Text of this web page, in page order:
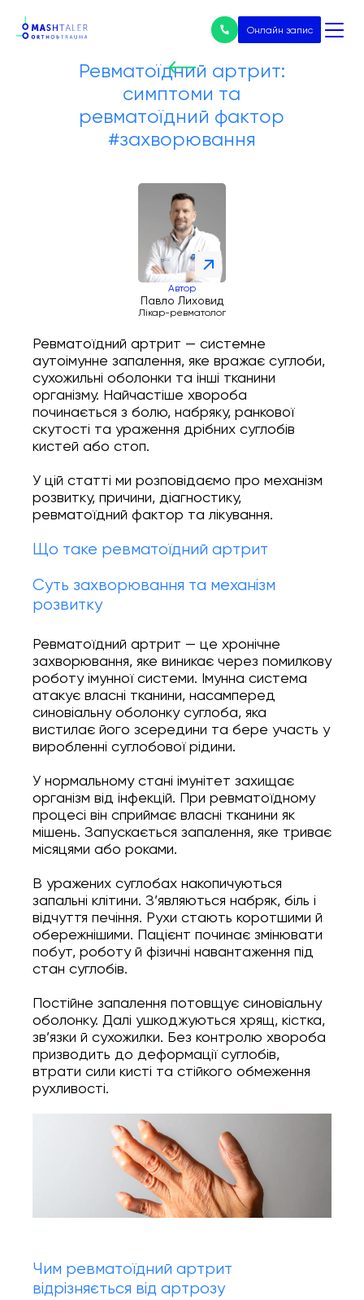
Онлайн запис
знайдено
Послуги
Ціни
Ендопротезування
Лікування артрозу
Онлайн Запис
Повний спектр ортопедичних послуг від
діагностики до реабілітації. Надаємо
захворюваннях суглобів, а також при
спортивних травмах.
INSTAGRAM
FACEBOOK
Ревматоїдний артрит:
симптоми та
ревматоїдний фактор
#захворювання
Автор
Павло Лиховид
Лікар-ревматолог
Ревматоїдний артрит — системне
аутоімунне запалення, яке вражає суглоби,
сухожильні оболонки та інші тканини
організму. Найчастіше хвороба
починається з болю, набряку, ранкової
скутості та ураження дрібних суглобів
кистей або стоп.
У цій статті ми розповідаємо про механізм
розвитку, причини, діагностику,
ревматоїдний фактор та лікування.
Що таке ревматоїдний артрит
Суть захворювання та механізм
розвитку
Ревматоїдний артрит — це хронічне
захворювання, яке виникає через помилкову
роботу імунної системи. Імунна система
атакує власні тканини, насамперед
синовіальну оболонку суглоба, яка
вистилає його зсередини та бере участь у
виробленні суглобової рідини.
У нормальному стані імунітет захищає
організм від інфекцій. При ревматоїдному
процесі він сприймає власні тканини як
мішень. Запускається запалення, яке триває
місяцями або роками.
В уражених суглобах накопичуються
запальні клітини. З’являються набряк, біль і
відчуття печіння. Рухи стають коротшими й
обережнішими. Пацієнт починає змінювати
побут, роботу й фізичні навантаження під
стан суглобів.
Постійне запалення потовщує синовіальну
оболонку. Далі ушкоджуються хрящ, кістка,
зв’язки й сухожилки. Без контролю хвороба
призводить до деформації суглобів,
втрати сили кисті та стійкого обмеження
рухливості.
Чим ревматоїдний артрит
відрізняється від артрозу